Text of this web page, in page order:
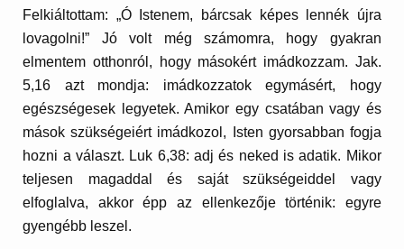
Felkiáltottam: „Ó Istenem, bárcsak képes lennék újra
lovagolni!” Jó volt még számomra, hogy gyakran
elmentem otthonról, hogy másokért imádkozzam. Jak.
5,16 azt mondja: imádkozzatok egymásért, hogy
egészségesek legyetek. Amikor egy csatában vagy és
mások szükségeiért imádkozol, Isten gyorsabban fogja
hozni a választ. Luk 6,38: adj és neked is adatik. Mikor
teljesen magaddal és saját szükségeiddel vagy
elfoglalva, akkor épp az ellenkezője történik: egyre
gyengébb leszel.